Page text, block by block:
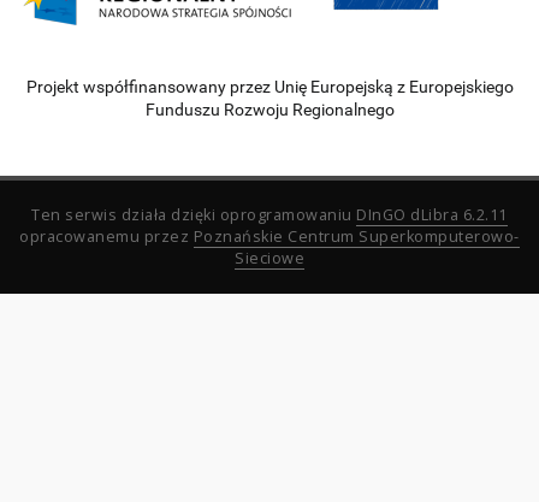
Projekt współfinansowany przez Unię Europejską z Europejskiego
Funduszu Rozwoju Regionalnego
Ten serwis działa dzięki oprogramowaniu DInGO dLibra 6.2.11
opracowanemu przez Poznańskie Centrum Superkomputerowo-
Sieciowe